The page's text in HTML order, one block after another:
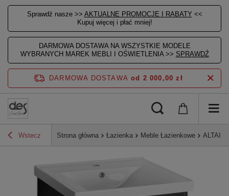
Sprawdź nasze >> AKTUALNE PROMOCJE I RABATY <<
Kupuj więcej i płać mniej!
DARMOWA DOSTAWA NA WSZYSTKIE MODELE
WYBRANYCH MAREK MEBLI I OŚWIETLENIA >> SPRAWDŹ
DARMOWA DOSTAWA od 2 000,00 zł
Wstecz Strona główna Łazienka Meble Łazienkowe ALTAIR